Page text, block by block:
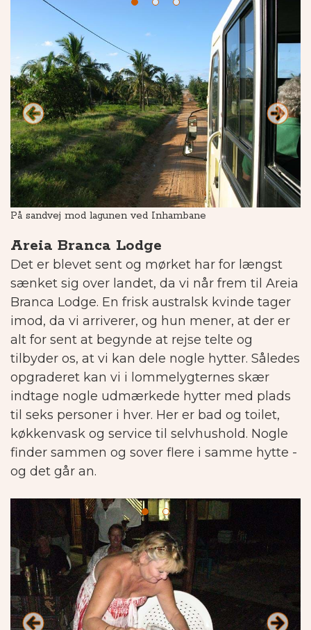
På sandvej mod lagunen ved Inhambane
Areia Branca Lodge
Det er blevet sent og mørket har for længst
sænket sig over landet, da vi når frem til Areia
Branca Lodge. En frisk australsk kvinde tager
imod, da vi arriverer, og hun mener, at der er
alt for sent at begynde at rejse telte og
tilbyder os, at vi kan dele nogle hytter. Således
opgraderet kan vi i lommelygternes skær
indtage nogle udmærkede hytter med plads
til seks personer i hver. Her er bad og toilet,
køkkenvask og service til selvhushold. Nogle
finder sammen og sover flere i samme hytte -
og det går an.